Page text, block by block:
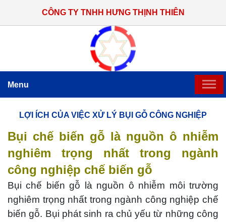
CÔNG TY TNHH HƯNG THỊNH THIÊN
Menu
TRANG CHỦ
GIỚI THIỆU
SẢN PHẨM CHẾ TẠO
HỆ THỐNG THI CÔNG LẮP ĐẶT
TIN TỨC
LỢI ÍCH CỦA VIỆC XỬ LÝ BỤI GỖ CÔNG NGHIỆP
Bụi chế biến gỗ là nguồn ô nhiễm
nghiêm trọng nhất trong ngành
công nghiệp chế biến gỗ
Bụi chế biến gỗ là nguồn ô nhiễm môi trường
nghiêm trọng nhất trong ngành công nghiệp chế
biến gỗ. Bụi phát sinh ra chủ yếu từ những công